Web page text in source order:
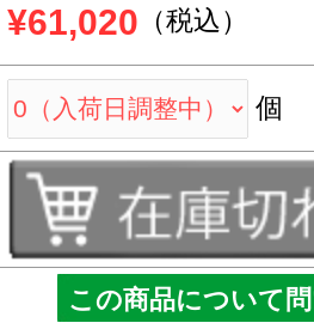
¥61,020 （税込）
個
この商品について